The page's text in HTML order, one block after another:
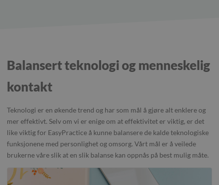
Balansert teknologi og menneskelig
kontakt
Teknologi er en økende trend og har som mål å gjøre alt enklere og
mer effektivt. Selv om vi er enige om at effektivitet er viktig, er det
like viktig for EasyPractice å kunne balansere de kalde teknologiske
funksjonene med personlighet og omsorg. Vårt mål er å veilede
brukerne våre slik at en slik balanse kan oppnås på best mulig måte.